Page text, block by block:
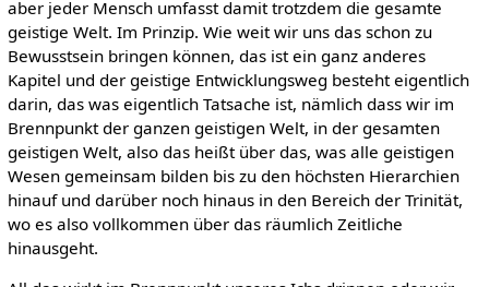
aber jeder Mensch umfasst damit trotzdem die gesamte
geistige Welt. Im Prinzip. Wie weit wir uns das schon zu
Bewusstsein bringen können, das ist ein ganz anderes
Kapitel und der geistige Entwicklungsweg besteht eigentlich
darin, das was eigentlich Tatsache ist, nämlich dass wir im
Brennpunkt der ganzen geistigen Welt, in der gesamten
geistigen Welt, also das heißt über das, was alle geistigen
Wesen gemeinsam bilden bis zu den höchsten Hierarchien
hinauf und darüber noch hinaus in den Bereich der Trinität,
wo es also vollkommen über das räumlich Zeitliche
hinausgeht.